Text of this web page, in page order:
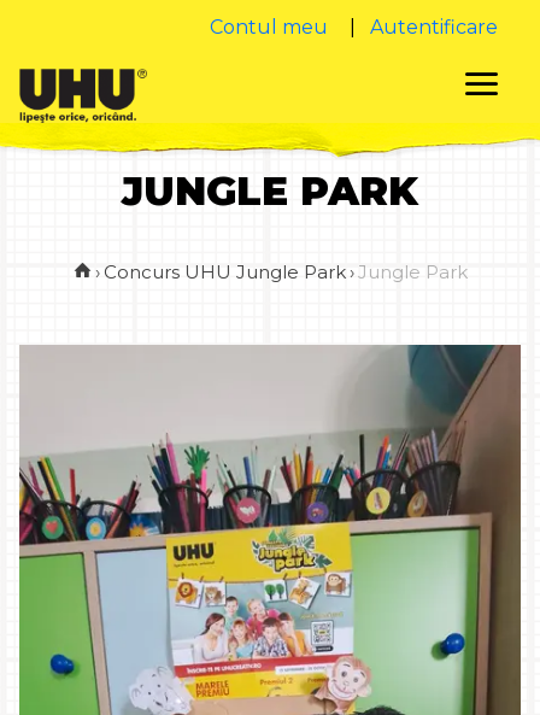
Contul meu Autentificare
JUNGLE PARK
› Concurs UHU Jungle Park›Jungle Park